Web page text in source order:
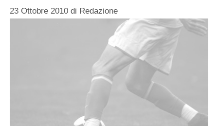
23 Ottobre 2010 di Redazione